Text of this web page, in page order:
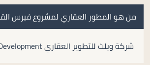
من هو المطور العقاري لمشروع فيرس
شركة ويلث للتطوير العقاري Wealth Development.